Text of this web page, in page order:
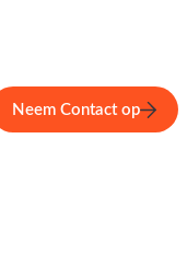
Neem Contact op